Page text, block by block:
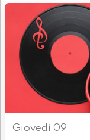
Giovedì 09